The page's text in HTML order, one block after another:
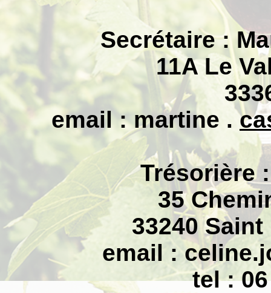
Secrétaire :
11A Le
email : martine .
Trésorière
35
33240
email :
tel :